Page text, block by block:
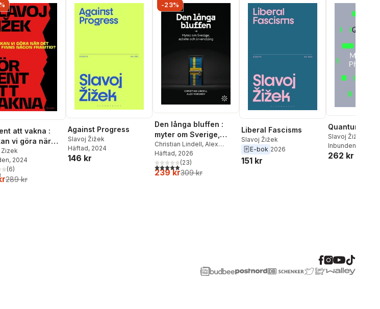
att vakna :
vi göra när
finns någon
, 2024
5 stjärnor. Totalt antal röster:
(6)
289 kr
Against Progress
Slavoj Žižek
Häftad, 2024
146 kr
-23%
Den långa bluffen :
myter om Sverige,
arbete och invandring
Christian Lindell, Alex
Voronov
Häftad, 2026
4,9utav 5 stjärnor. Totalt antal röster:
(23)
239 kr309 kr
Liberal Fascisms
Slavoj Žižek
E-bok 2026
151 kr
Quantum
Slavoj Žižek
Inbunden
262 kr